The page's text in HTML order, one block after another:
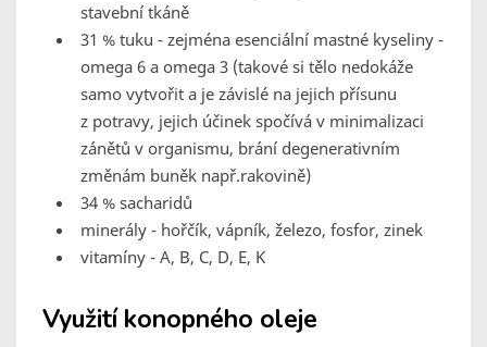
stavební tkáně
31 % tuku - zejména esenciální mastné kyseliny -
omega 6 a omega 3 (takové si tělo nedokáže
samo vytvořit a je závislé na jejich přísunu
z potravy, jejich účinek spočívá v minimalizaci
zánětů v organismu, brání degenerativním
změnám buněk např.rakovině)
34 % sacharidů
minerály - hořčík, vápník, železo, fosfor, zinek
vitamíny - A, B, C, D, E, K
Využití konopného oleje